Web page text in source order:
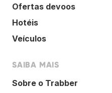
Ofertas devoos
Hotéis
Veículos
SAIBA MAIS
Sobre o Trabber